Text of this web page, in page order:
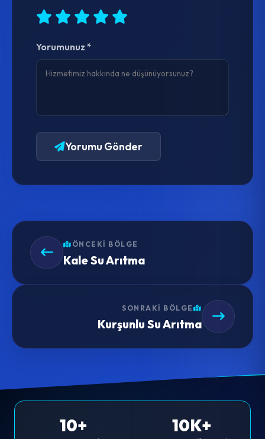
Yorumunuz *
Yorumu Gönder
ÖNCEKI BÖLGE
Kale Su Arıtma
SONRAKI BÖLGE
Kurşunlu Su Arıtma
10+ 10K+